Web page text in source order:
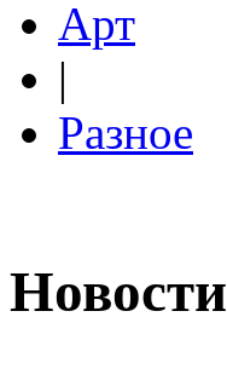
Арт
|
Разное
Новости